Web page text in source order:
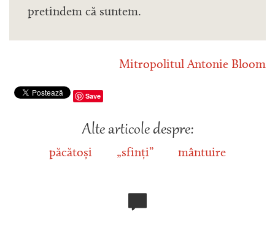
pretindem că suntem.
Mitropolitul Antonie Bloom
Save
Alte articole despre:
păcătoși „sfinți” mântuire